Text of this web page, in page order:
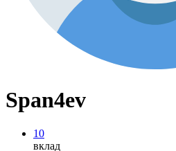
Span4ev
10
вклад